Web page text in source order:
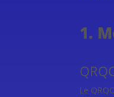
1.
Le